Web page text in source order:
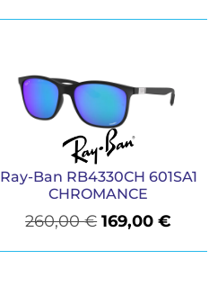
Ray-Ban RB4330CH 601SA1
CHROMANCE
260,00€ 169,00€